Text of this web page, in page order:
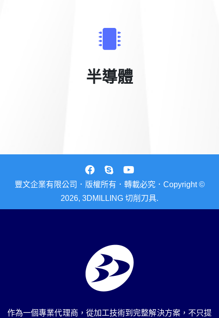
半導體
豐文企業有限公司．版權所有．轉載必究．Copyright ©
2026, 3DMILLING 切削刀具.
作為一個專業代理商，從加工技術到完整解決方案，不只提